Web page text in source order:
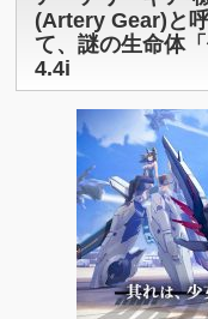
(Artery Gear)と
て、謎の生命体
4.4i